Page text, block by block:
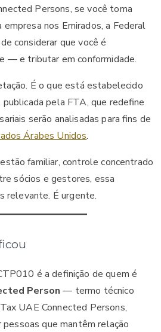
Persons, se você toma
nos Emirados, a Federal
considerar que você é
— e tributar em conformidade.
É o que está estabelecido
publicada pela FTA, que redefine
serão analisadas para fins de
Árabes Unidos.
familiar, controle concentrado
sócios e gestores, essa
relevante. É urgente.
é a definição de quem é
Person — termo técnico
UAE Connected Persons,
que mantêm relação